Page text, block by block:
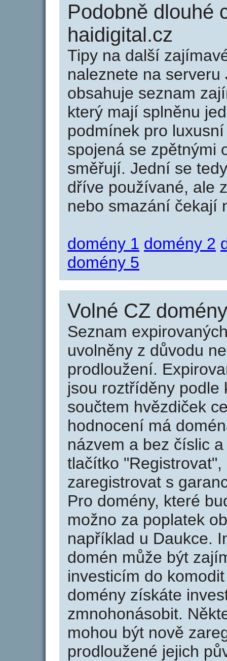
Podobně dlouhé
haidigital.cz
Tipy na další
naleznete na serveru
obsahuje seznam
který mají splněnu
podmínek pro
spojená se zpětnými
směřují. Jední se
dříve používané, ale
nebo smazání čekají
domény 1 domény 2
domény 5
Volné CZ
Seznam
uvolněny z důvodu
prodloužení.
jsou roztříděny podle
součtem hvězdiček
hodnocení má
názvem a bez číslic
tlačítko
zaregistrovat s
Pro domény, které
možno za poplatek
například u Daukce.
domén může být
investicím do
domény získáte
zmnohonásobit.
mohou být nově
prodloužené jejich